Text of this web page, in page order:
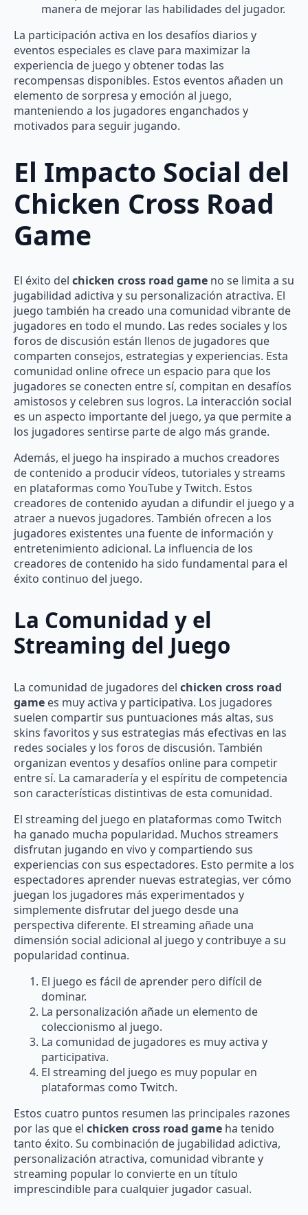
manera de mejorar las habilidades del jugador.
La participación activa en los desafíos diarios y
eventos especiales es clave para maximizar la
experiencia de juego y obtener todas las
recompensas disponibles. Estos eventos añaden un
elemento de sorpresa y emoción al juego,
manteniendo a los jugadores enganchados y
motivados para seguir jugando.
El Impacto Social del
Chicken Cross Road
Game
El éxito del chicken cross road game no se limita a su
jugabilidad adictiva y su personalización atractiva. El
juego también ha creado una comunidad vibrante de
jugadores en todo el mundo. Las redes sociales y los
foros de discusión están llenos de jugadores que
comparten consejos, estrategias y experiencias. Esta
comunidad online ofrece un espacio para que los
jugadores se conecten entre sí, compitan en desafíos
amistosos y celebren sus logros. La interacción social
es un aspecto importante del juego, ya que permite a
los jugadores sentirse parte de algo más grande.
Además, el juego ha inspirado a muchos creadores
de contenido a producir vídeos, tutoriales y streams
en plataformas como YouTube y Twitch. Estos
creadores de contenido ayudan a difundir el juego y a
atraer a nuevos jugadores. También ofrecen a los
jugadores existentes una fuente de información y
entretenimiento adicional. La influencia de los
creadores de contenido ha sido fundamental para el
éxito continuo del juego.
La Comunidad y el
Streaming del Juego
La comunidad de jugadores del chicken cross road
game es muy activa y participativa. Los jugadores
suelen compartir sus puntuaciones más altas, sus
skins favoritos y sus estrategias más efectivas en las
redes sociales y los foros de discusión. También
organizan eventos y desafíos online para competir
entre sí. La camaradería y el espíritu de competencia
son características distintivas de esta comunidad.
El streaming del juego en plataformas como Twitch
ha ganado mucha popularidad. Muchos streamers
disfrutan jugando en vivo y compartiendo sus
experiencias con sus espectadores. Esto permite a los
espectadores aprender nuevas estrategias, ver cómo
juegan los jugadores más experimentados y
simplemente disfrutar del juego desde una
perspectiva diferente. El streaming añade una
dimensión social adicional al juego y contribuye a su
popularidad continua.
El juego es fácil de aprender pero difícil de
dominar.
La personalización añade un elemento de
coleccionismo al juego.
La comunidad de jugadores es muy activa y
participativa.
El streaming del juego es muy popular en
plataformas como Twitch.
Estos cuatro puntos resumen las principales razones
por las que el chicken cross road game ha tenido
tanto éxito. Su combinación de jugabilidad adictiva,
personalización atractiva, comunidad vibrante y
streaming popular lo convierte en un título
imprescindible para cualquier jugador casual.